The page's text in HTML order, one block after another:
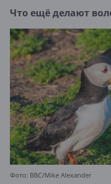
Что ещё делают
Фото: BBC/Mike Alexander